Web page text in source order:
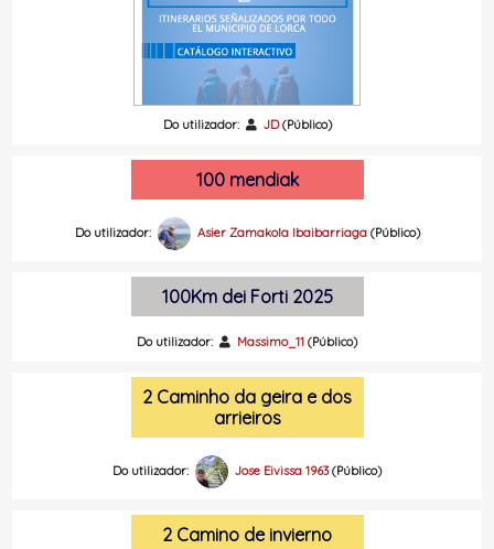
Do utilizador: JD(Público)
100 mendiak
Do utilizador: Asier Zamakola Ibaibarriaga(Público)
100Km dei Forti 2025
Do utilizador: Massimo_11 (Público)
2 Caminho da geira e dos
arrieiros
Do utilizador: Jose Eivissa 1963(Público)
2 Camino de invierno